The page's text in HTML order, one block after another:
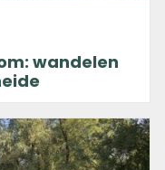
wandelen